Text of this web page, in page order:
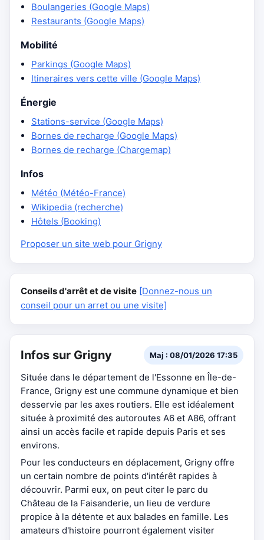
Boulangeries (Google Maps)
Restaurants (Google Maps)
Mobilité
Parkings (Google Maps)
Itineraires vers cette ville (Google Maps)
Énergie
Stations-service (Google Maps)
Bornes de recharge (Google Maps)
Bornes de recharge (Chargemap)
Infos
Météo (Météo-France)
Wikipedia (recherche)
Hôtels (Booking)
Proposer un site web pour Grigny
Conseils d'arrêt et de visite [Donnez-nous un
conseil pour un arret ou une visite]
Infos sur Grigny Maj : 08/01/2026 17:35
Située dans le département de l'Essonne en Île-de-
France, Grigny est une commune dynamique et bien
desservie par les axes routiers. Elle est idéalement
située à proximité des autoroutes A6 et A86, offrant
ainsi un accès facile et rapide depuis Paris et ses
environs.
Pour les conducteurs en déplacement, Grigny offre
un certain nombre de points d'intérêt rapides à
découvrir. Parmi eux, on peut citer le parc du
Château de la Faisanderie, un lieu de verdure
propice à la détente et aux balades en famille. Les
amateurs d'histoire pourront également visiter